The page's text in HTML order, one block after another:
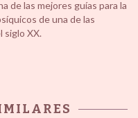
de las mejores guías para la
de una de las
siglo XX.